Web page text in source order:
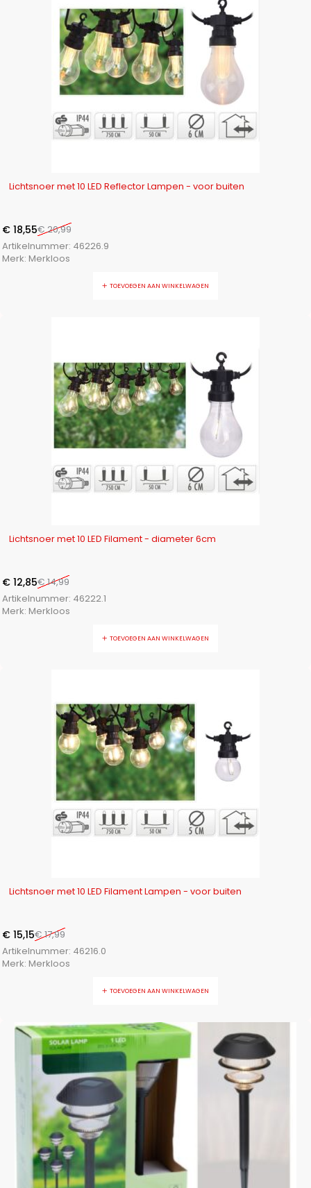
-12%
Lichtsnoer met 10 LED Reflector Lampen - voor buiten
€20,99
€ 18,55
Artikelnummer: 46226.9
Merk: Merkloos
TOEVOEGEN AAN WINKELWAGEN
-14%
Lichtsnoer met 10 LED Filament - diameter 6cm
€14,99
€ 12,85
Artikelnummer: 46222.1
Merk: Merkloos
TOEVOEGEN AAN WINKELWAGEN
-16%
Lichtsnoer met 10 LED Filament Lampen - voor buiten
€17,99
€ 15,15
Artikelnummer: 46216.0
Merk: Merkloos
TOEVOEGEN AAN WINKELWAGEN